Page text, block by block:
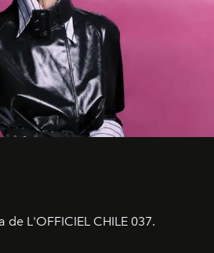
L'OFFICIEL CHILE 037.